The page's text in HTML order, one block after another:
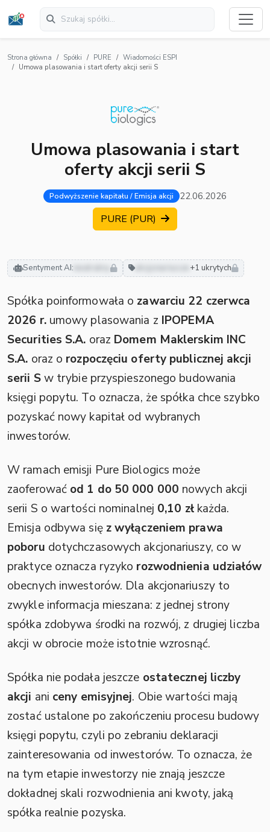
Strona główna Spółki PURE
Wiadomości ESPI
Umowa plasowania i start oferty akcji serii S
Umowa plasowania i start
oferty akcji serii S
Podwyższenie kapitału / Emisja akcji 22.06.2026
PURE (PUR)
Sentyment AI: neutralny akcjonariusze +1 ukrytych
Spółka poinformowała o zawarciu 22 czerwca
2026 r.umowy plasowania z IPOPEMA
Securities S.A. oraz Domem Maklerskim INC
S.A. oraz o rozpoczęciu oferty publicznej akcji
serii Sw trybie przyspieszonego budowania
księgi popytu. To oznacza, że spółka chce szybko
pozyskać nowy kapitał od wybranych
inwestorów.
W ramach emisji Pure Biologics może
zaoferować od 1 do 50 000 000 nowych akcji
serii S o wartości nominalnej 0,10 złkażda.
Emisja odbywa się z wyłączeniem prawa
poboru dotychczasowych akcjonariuszy, co w
praktyce oznacza ryzyko rozwodnienia udziałów
obecnych inwestorów. Dla akcjonariuszy to
zwykle informacja mieszana: z jednej strony
spółka zdobywa środki na rozwój, z drugiej liczba
akcji w obrocie może istotnie wzrosnąć.
Spółka nie podała jeszcze ostatecznej liczby
akcji ani ceny emisyjnej. Obie wartości mają
zostać ustalone po zakończeniu procesu budowy
księgi popytu, czyli po zebraniu deklaracji
zainteresowania od inwestorów. To oznacza, że
na tym etapie inwestorzy nie znają jeszcze
dokładnej skali rozwodnienia ani kwoty, jaką
spółka realnie pozyska.